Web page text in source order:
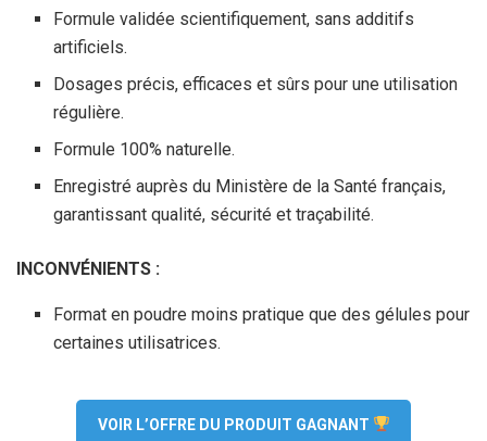
Formule validée scientifiquement, sans additifs
artificiels.
Dosages précis, efficaces et sûrs pour une utilisation
régulière.
Formule 100% naturelle.
Enregistré auprès du Ministère de la Santé français,
garantissant qualité, sécurité et traçabilité.
INCONVÉNIENTS :
Format en poudre moins pratique que des gélules pour
certaines utilisatrices.
VOIR L’OFFRE DU PRODUIT GAGNANT